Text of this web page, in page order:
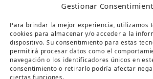
Gestionar
Para brindar la mejor experiencia, utilizamos
cookies para almacenar y/o acceder a la
dispositivo. Su consentimiento para estas
permitirá procesar datos como el
navegación o los identificadores únicos en
consentimiento o retirarlo podría afectar
ciertas funciones.
Página cofinanciada por la